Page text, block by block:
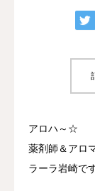
アロハ～☆
薬剤師＆アロ
ラーラ岩崎です